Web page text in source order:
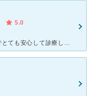
5.0
初めて行きましたがとても親切な先生でとても安心して診療して頂くことが出来ました。 人気なのか待ち時間は長いです。 ただ看護師さんや先生がとてもお優しいので、待ってでも今後も通いたいと思える病院と出